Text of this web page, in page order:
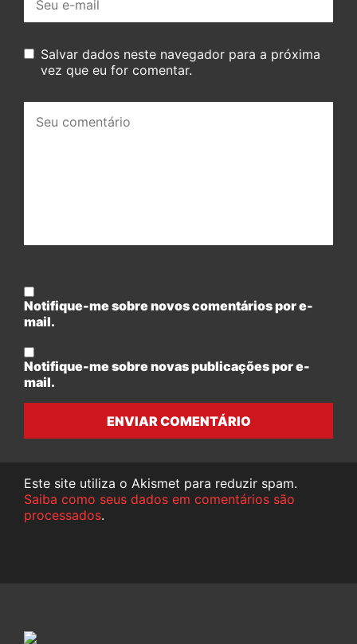
mail:
Salvar dados neste navegador para a próxima
vez que eu for comentar.
comentário:
Notifique-me sobre novos comentários por e-
mail.
Notifique-me sobre novas publicações por e-
mail.
ENVIAR COMENTÁRIO
Este site utiliza o Akismet para reduzir spam.
Saiba como seus dados em comentários são
processados.